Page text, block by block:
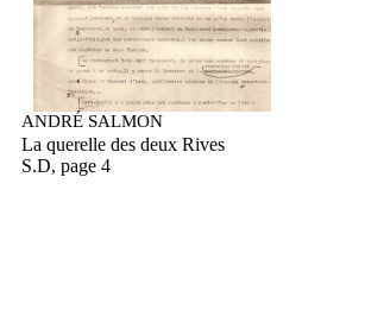
ANDRÉ SALMON
La querelle des deux Rives
S.D, page 4